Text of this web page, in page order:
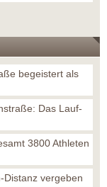
begeistert als
Das Lauf-
3800 Athleten
Distanz vergeben